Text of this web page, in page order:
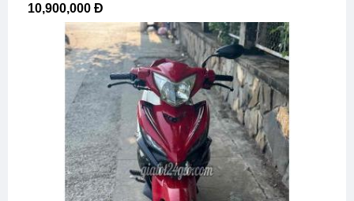
10,900,000 Đ